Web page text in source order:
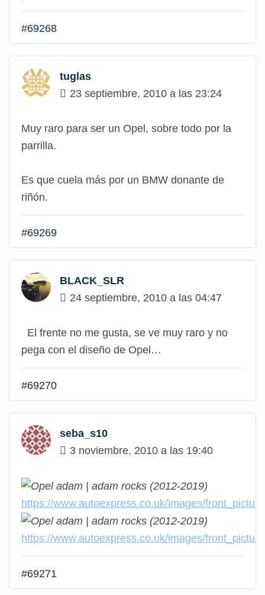
#69268
tuglas
23 septiembre, 2010 a las 23:24
Muy raro para ser un Opel, sobre todo por la
parrilla.
Es que cuela más por un BMW donante de
riñón.
#69269
BLACK_SLR
24 septiembre, 2010 a las 04:47
El frente no me gusta, se ve muy raro y no
pega con el diseño de Opel…
#69270
seba_s10
3 noviembre, 2010 a las 19:40
https://www.autoexpress.co.uk/images/
https://www.autoexpress.co.uk/images/
#69271